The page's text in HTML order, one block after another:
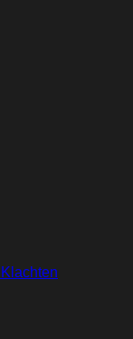
Klachten